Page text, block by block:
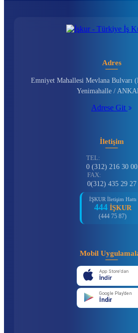
Adres
Emniyet Mahallesi Mevlana Bulvarı
Yenimahalle /
Adrese Git
İletişim
TEL:
0 (312) 216 30 00
FAX:
0(312) 435 29 27
İŞKUR İletişim Hattı
444 İŞKUR
(444 75 87)
Mobil
App Store'dan
İndir
Google Play'den
İndir